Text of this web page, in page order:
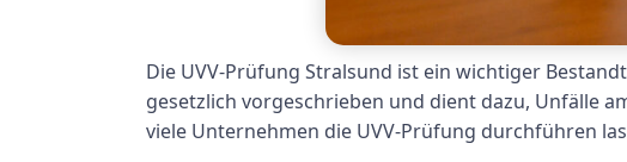
Die UVV-Prüfung Stralsund ist ein wichtiger
gesetzlich vorgeschrieben und dient dazu, Unfälle
viele Unternehmen die UVV-Prüfung durchführen